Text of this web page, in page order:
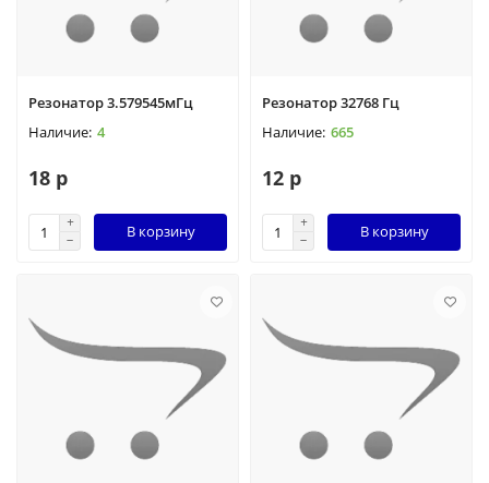
Резонатор 3.579545мГц
4
18 р
В корзину
Резонатор 32768 Гц
665
12 р
В корзину